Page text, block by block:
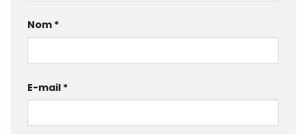
Nom *
E-mail *